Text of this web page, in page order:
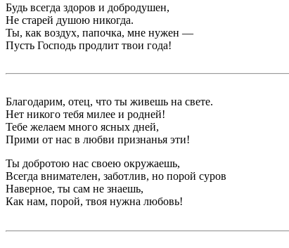
Будь всегда здоров и добродушен,
Не старей душою никогда.
Ты, как воздух, папочка, мне нужен —
Пусть Господь продлит твои года!
Благодарим, отец, что ты живешь на свете.
Нет никого тебя милее и родней!
Тебе желаем много ясных дней,
Прими от нас в любви признанья эти!
Ты добротою нас своею окружаешь,
Всегда внимателен, заботлив, но порой суров
Наверное, ты сам не знаешь,
Как нам, порой, твоя нужна любовь!